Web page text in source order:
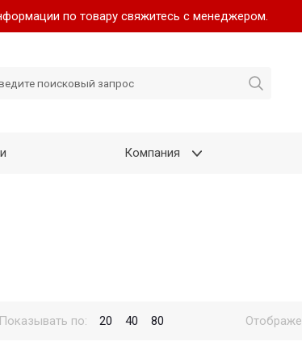
по товару свяжитесь с менеджером.
Компания
Показывать по: 20 40 80